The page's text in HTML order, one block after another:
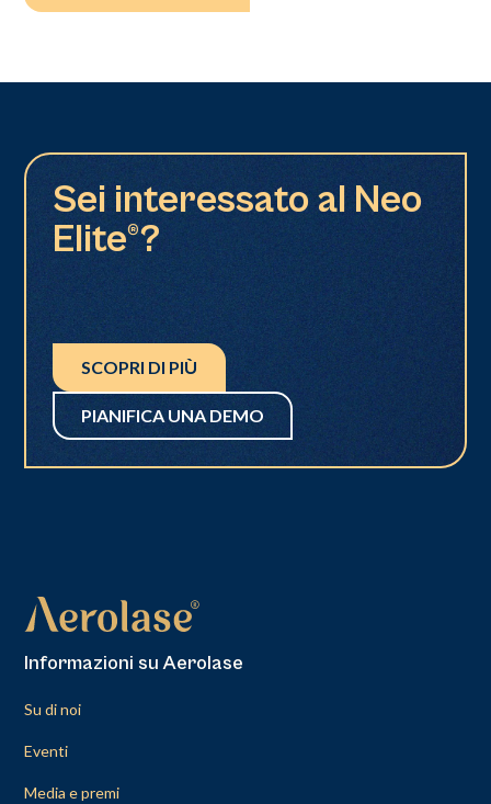
Sei interessato al Neo
Elite®?
SCOPRI DI PIÙ
PIANIFICA UNA DEMO
Informazioni su Aerolase
Su di noi
Eventi
Media e premi